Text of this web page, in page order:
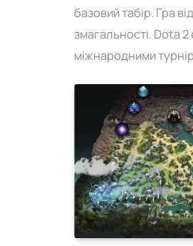
базовий табір. Гра
змагальності. Dota
міжнародними